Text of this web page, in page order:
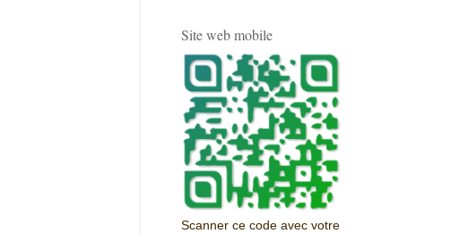
Site web mobile
Scanner ce code avec votre